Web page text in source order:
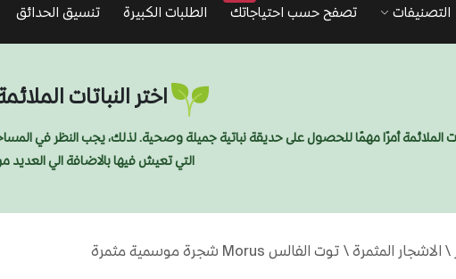
التصنيفات تصفح حسب احتياجاتك الطلبات الكبيرة تنسيق الحدائق
اختر النباتات
الملائمة أمرًا مهمًا للحصول على حديقة نباتية جميلة وصحية. لذلك، يجب النظر في
التي تعيش فيها بالاضافة الي العديد
\ الاشجار المثمرة \ توت الفالس Morus شجرة موسمية مثمرة